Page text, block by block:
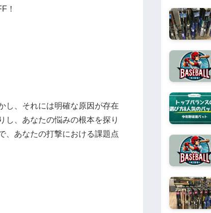
！
し、それには明確な原因が存在
し、あなたの悩みの根本を探り
、あなたの打撃における課題点